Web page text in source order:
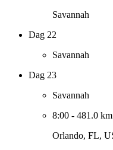
Savannah
Dag 22
Savannah
Dag 23
Savannah
8:00 - 481.0 km
Orlando, FL,